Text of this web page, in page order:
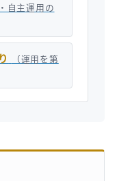
自主運用の
（運用を第